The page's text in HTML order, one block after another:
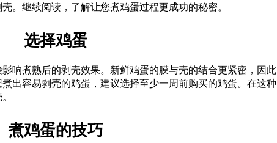
。继续阅读，了解让您煮鸡蛋过程更成功的秘密。
选择鸡蛋
响煮熟后的剥壳效果。新鲜鸡蛋的膜与壳的结合更紧密，因此
出容易剥壳的鸡蛋，建议选择至少一周前购买的鸡蛋。在这种
煮鸡蛋的技巧